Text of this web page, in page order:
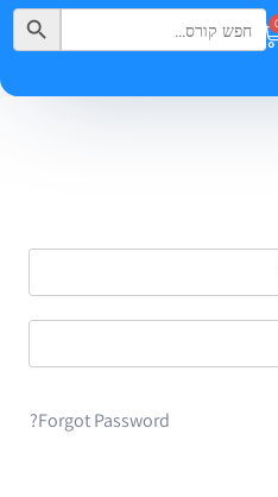
Search
for:
Search Button
Forgot Password?